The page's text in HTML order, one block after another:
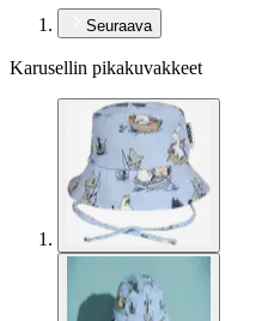
Seuraava
Karusellin pikakuvakkeet